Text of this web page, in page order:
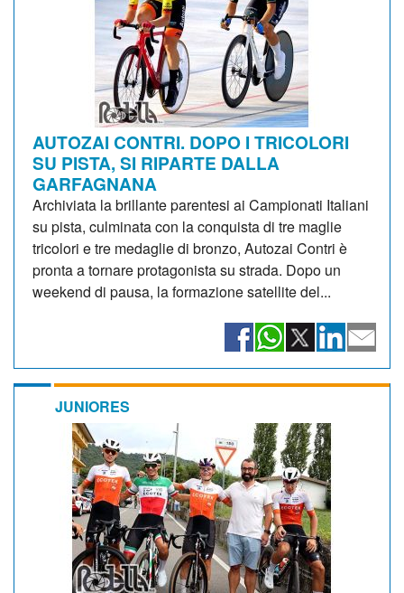
AUTOZAI CONTRI. DOPO I TRICOLORI
SU PISTA, SI RIPARTE DALLA
GARFAGNANA
Archiviata la brillante parentesi ai Campionati Italiani
su pista, culminata con la conquista di tre maglie
tricolori e tre medaglie di bronzo, Autozai Contri è
pronta a tornare protagonista su strada. Dopo un
weekend di pausa, la formazione satellite del...
JUNIORES